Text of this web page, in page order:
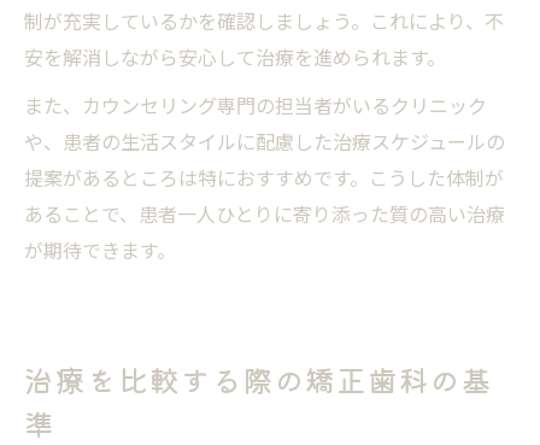
制が充実しているかを確認しましょう。これにより、不
安を解消しながら安心して治療を進められます。
また、カウンセリング専門の担当者がいるクリニック
や、患者の生活スタイルに配慮した治療スケジュールの
提案があるところは特におすすめです。こうした体制が
あることで、患者一人ひとりに寄り添った質の高い治療
が期待できます。
治療を比較する際の矯正歯科の基
準